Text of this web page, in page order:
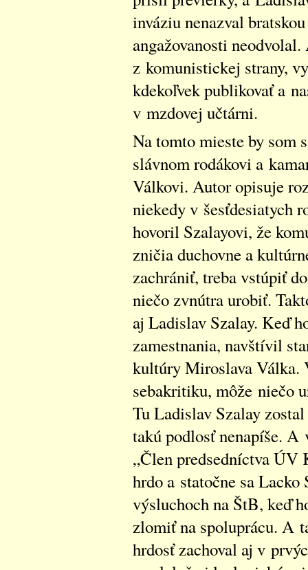
inváziu nenazval
angažovanosti
z komunistickej strany,
kdekoľvek publikovať a
v mzdovej učtárni.
Na tomto mieste by som
slávnom rodákovi a
Válkovi. Autor opisuje
niekedy v šesťdesiatych
hovoril Szalayovi, že
zničia duchovne a
zachrániť, treba vstúpiť
niečo zvnútra urobiť.
aj Ladislav Szalay. Keď
zamestnania, navštívil
kultúry Miroslava Válka.
sebakritiku, môže niečo
Tu Ladislav Szalay
takú podlosť nenapíše. A
„Člen predsedníctva ÚV
hrdo a statočne sa Lacko
výsluchoch na ŠtB, keď
zlomiť na spoluprácu. A
hrdosť zachoval aj v